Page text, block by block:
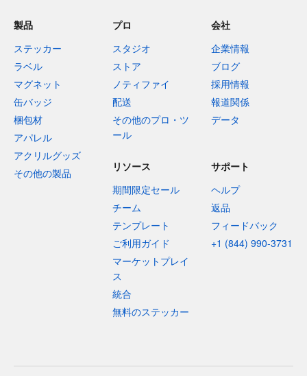
製品
ステッカー
ラベル
マグネット
缶バッジ
梱包材
アパレル
アクリルグッズ
その他の製品
プロ
スタジオ
ストア
ノティファイ
配送
その他のプロ・ツ
ール
会社
企業情報
ブログ
採用情報
報道関係
データ
リソース
期間限定セール
チーム
テンプレート
ご利用ガイド
マーケットプレイ
ス
統合
無料のステッカー
サポート
ヘルプ
返品
フィードバック
+1 (844) 990-3731